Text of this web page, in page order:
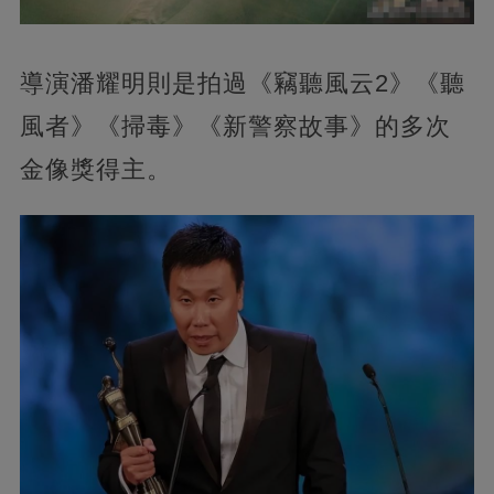
導演潘耀明則是拍過《竊聽風云2》《聽
風者》《掃毒》《新警察故事》的多次
金像獎得主。